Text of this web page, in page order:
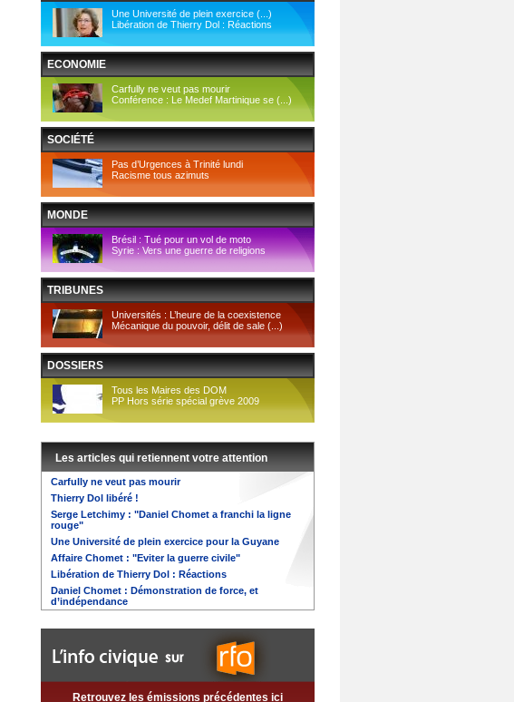
Une Université de plein exercice (...)
Libération de Thierry Dol : Réactions
ECONOMIE
Carfully ne veut pas mourir
Conférence : Le Medef Martinique se (...)
SOCIÉTÉ
Pas d’Urgences à Trinité lundi
Racisme tous azimuts
MONDE
Brésil : Tué pour un vol de moto
Syrie : Vers une guerre de religions
TRIBUNES
Universités : L’heure de la coexistence
Mécanique du pouvoir, délit de sale (...)
DOSSIERS
Tous les Maires des DOM
PP Hors série spécial grève 2009
Les articles qui retiennent votre attention
Carfully ne veut pas mourir
Thierry Dol libéré !
Serge Letchimy : "Daniel Chomet a franchi la ligne
rouge"
Une Université de plein exercice pour la Guyane
Affaire Chomet : "Eviter la guerre civile"
Libération de Thierry Dol : Réactions
Daniel Chomet : Démonstration de force, et
d’indépendance
Retrouvez les émissions précédentes ici